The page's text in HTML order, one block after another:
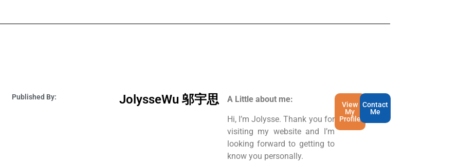
Published By: JolysseWu 邬宇思 A Little about me:
Hi, I’m Jolysse. Thank you for
visiting my website and I’m
looking forward to getting to
know you personally.
View
My
Profile
Contact
Me